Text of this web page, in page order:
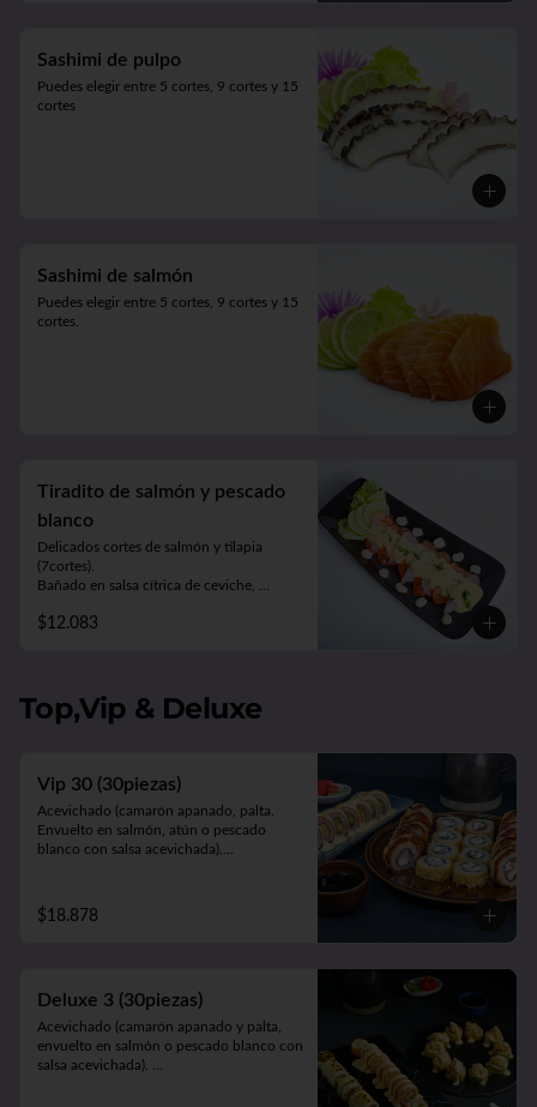
Sashimi de pulpo
Puedes elegir entre 5 cortes, 9 cortes y 15
cortes
Sashimi de salmón
Puedes elegir entre 5 cortes, 9 cortes y 15
cortes.
Tiradito de salmón y pescado
blanco
Delicados cortes de salmón y tilapia
(7cortes).
Bañado en salsa cítrica de ceviche,
$12.083
Top,Vip & Deluxe
Vip 30 (30piezas)
Acevichado (camarón apanado, palta.
Envuelto en salmón, atún o pescado
blanco con salsa acevichada).
queso o palta).
Panko Ebi (camarón ecuatoriano, queso,
$18.878
Deluxe 3 (30piezas)
Acevichado (camarón apanado y palta,
envuelto en salmón o pescado blanco con
salsa acevichada).